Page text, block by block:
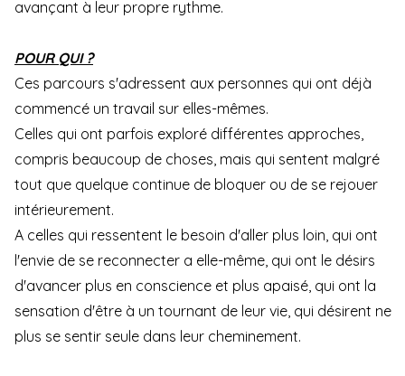
avançant à leur propre rythme.
POUR QUI ?
Ces parcours s'adressent aux personnes qui ont déjà
commencé un travail sur elles-mêmes.
Celles qui ont parfois exploré différentes approches,
compris beaucoup de choses, mais qui sentent malgré
tout que quelque continue de bloquer ou de se rejouer
intérieurement.
A celles qui ressentent le besoin d'aller plus loin, qui ont
l'envie de se reconnecter a elle-même, qui ont le désirs
d'avancer plus en conscience et plus apaisé, qui ont la
sensation d'être à un tournant de leur vie, qui désirent ne
plus se sentir seule dans leur cheminement.